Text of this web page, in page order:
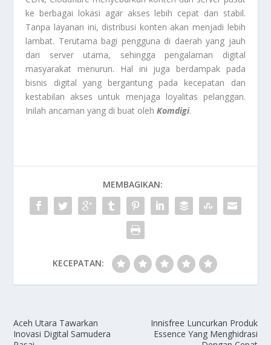
ke berbagai lokasi agar akses lebih cepat dan stabil.
Tanpa layanan ini, distribusi konten akan menjadi lebih
lambat. Terutama bagi pengguna di daerah yang jauh
dari server utama, sehingga pengalaman digital
masyarakat menurun. Hal ini juga berdampak pada
bisnis digital yang bergantung pada kecepatan dan
kestabilan akses untuk menjaga loyalitas pelanggan.
Inilah ancaman yang di buat olehKomdigi.
MEMBAGIKAN:
KECEPATAN:
Aceh Utara Tawarkan
Inovasi Digital Samudera
Innisfree Luncurkan Produk
Essence Yang Menghidrasi